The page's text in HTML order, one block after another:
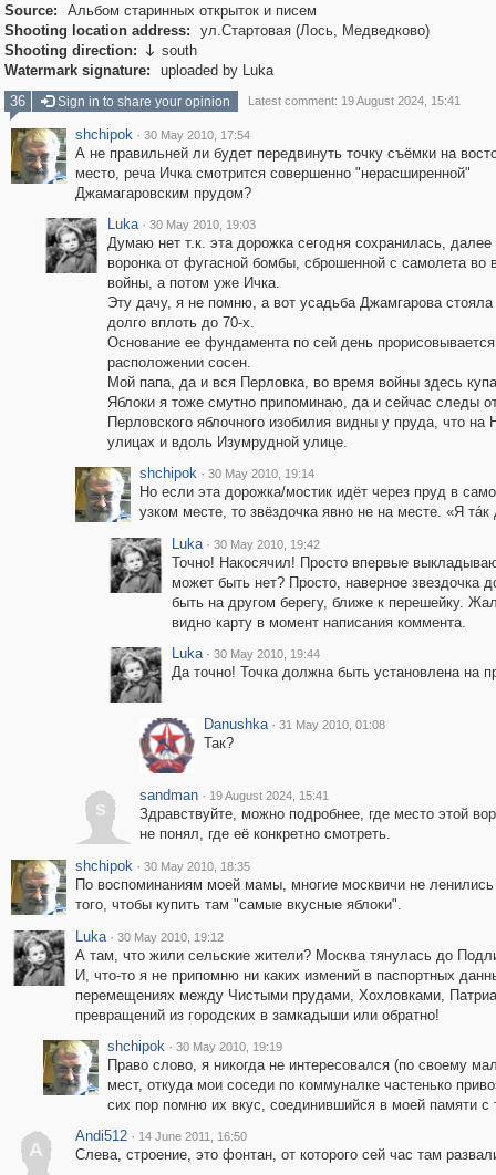
Source:
Альбом старинных открыток и писем
Shooting location address:
ул.Стартовая (Лось, Медведково)
Shooting direction:  south
Watermark signature:
uploaded by Luka
36
Sign in to share your opinion Latest comment: 19 August 2024, 15:41
shchipok · 30 May 2010, 17:54
А не правильней ли будет передвинуть точку съёмки на
место, реча Ичка смотрится совершенно "нерасширенной"
Джамагаровским прудом?
Luka · 30 May 2010, 19:03
Думаю нет т.к. эта дорожка сегодня сохранилась, далее
воронка от фугасной бомбы, сброшенной с самолета во
войны, а потом уже Ичка.
Эту дачу, я не помню, а вот усадьба Джамгарова
долго вплоть до 70-х.
Основание ее фундамента по сей день
расположении сосен.
Мой папа, да и вся Перловка, во время войны здесь
Яблоки я тоже смутно припоминаю, да и сейчас следы
Перловского яблочного изобилия видны у пруда, что на
улицах и вдоль Изумрудной улице.
shchipok · 30 May 2010, 19:14
Но если эта дорожка/мостик идёт через пруд в
узком месте, то звёздочка явно не на месте. «Я
Luka · 30 May 2010, 19:42
Точно! Накосячил! Просто впервые
может быть нет? Просто, наверное звездочка
быть на другом берегу, ближе к перешейку.
видно карту в момент написания коммента.
Luka · 30 May 2010, 19:44
Да точно! Точка должна быть установлена на
Danushka · 31 May 2010, 01:08
Так?
s
sandman · 19 August 2024, 15:41
Здравствуйте, можно подробнее, где место этой
не понял, где её конкретно смотреть.
shchipok · 30 May 2010, 18:35
По воспоминаниям моей мамы, многие москвичи не
того, чтобы купить там "самые вкусные яблоки".
Luka · 30 May 2010, 19:12
А там, что жили сельские жители? Москва тянулась до
И, что-то я не припомню ни каких измений в паспортных
перемещениях между Чистыми прудами, Хохловками,
превращений из городских в замкадыши или обратно!
shchipok · 30 May 2010, 19:19
Право слово, я никогда не интересовался (по своему
мест, откуда мои соседи по коммуналке частенько
сих пор помню их вкус, соединившийся в моей памяти с
A
Andi512 · 14 June 2011, 16:50
Слева, строение, это фонтан, от которого сей час там